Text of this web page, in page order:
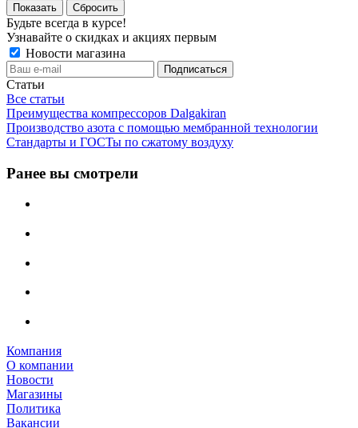
Сбросить
Будьте всегда в курсе!
Узнавайте о скидках и акциях первым
Новости магазина
Статьи
Все статьи
Преимущества компрессоров Dalgakiran
Производство азота с помощью мембранной технологии
Стандарты и ГОСТы по сжатому воздуху
Ранее вы смотрели
Компания
О компании
Новости
Магазины
Политика
Вакансии